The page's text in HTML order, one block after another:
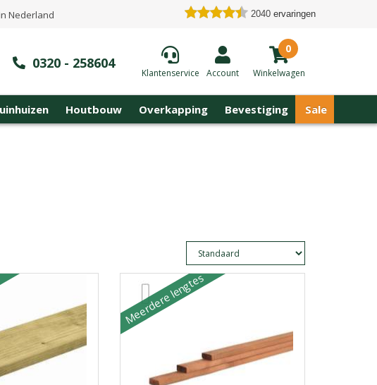
Nederland 2040 ervaringen
0320 - 258604
Klantenservice Account
0
Winkelwagen
Houtbouw Overkapping Bevestiging Sale
Meerdere lengtes